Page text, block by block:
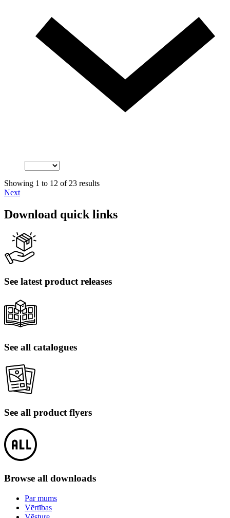
Showing 1 to 12 of 23 results
Next
Download quick links
See latest product releases
See all catalogues
See all product flyers
Browse all downloads
Par mums
Vērtības